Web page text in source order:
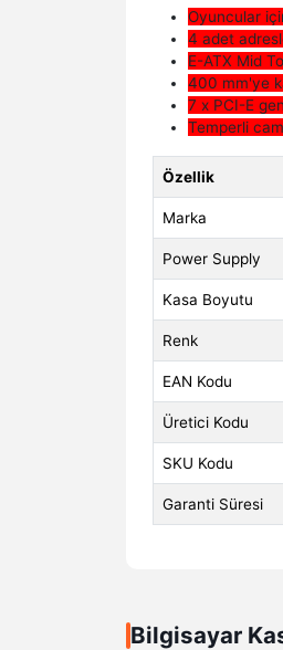
Oyuncular
4 adet
E-ATX Mid
400 mm'ye
7 x PCI-E
Temperli
Özellik
Marka
Power Supply
Kasa Boyutu
Renk
EAN Kodu
Üretici Kodu
SKU Kodu
Garanti Süresi
Bilgisayar